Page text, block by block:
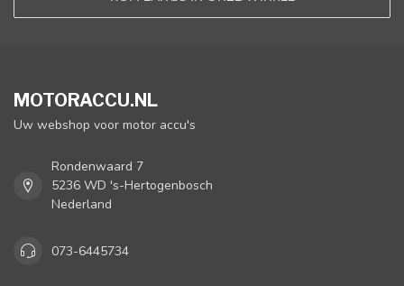
MOTORACCU.NL
Uw webshop voor motor accu's
Rondenwaard 7
5236 WD 's-Hertogenbosch
Nederland
073-6445734